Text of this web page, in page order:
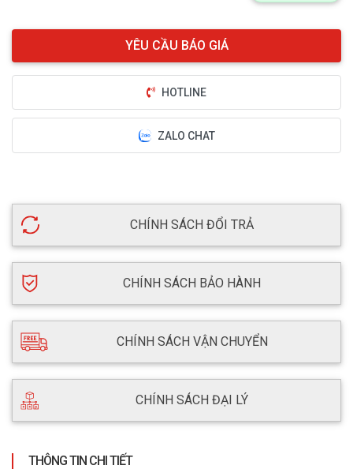
HOTLINE
ZALO CHAT
CHÍNH SÁCH ĐỔI TRẢ
CHÍNH SÁCH BẢO HÀNH
CHÍNH SÁCH VẬN CHUYỂN
CHÍNH SÁCH ĐẠI LÝ
THÔNG TIN CHI TIẾT